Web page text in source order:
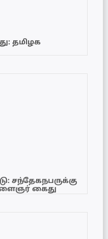
தமிழக
சந்தேகநபருக்கு
கைது